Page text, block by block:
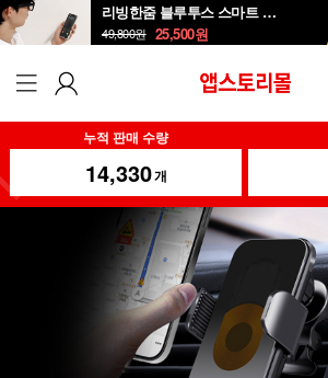
리빙한줌 블루투스 스마트 안경 선글라스
49,800원 25,500원
누적 판매 수량
14,330개